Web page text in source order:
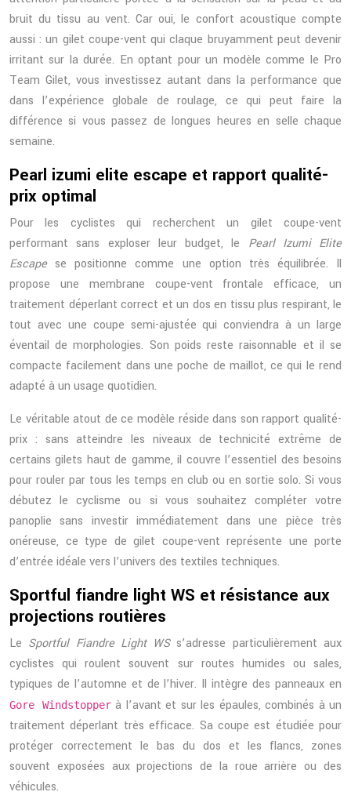
bruit du tissu au vent. Car oui, le confort acoustique compte
aussi : un gilet coupe-vent qui claque bruyamment peut devenir
irritant sur la durée. En optant pour un modèle comme le Pro
Team Gilet, vous investissez autant dans la performance que
dans l’expérience globale de roulage, ce qui peut faire la
différence si vous passez de longues heures en selle chaque
semaine.
Pearl izumi elite escape et rapport qualité-
prix optimal
Pour les cyclistes qui recherchent un gilet coupe-vent
performant sans exploser leur budget, le Pearl Izumi Elite
Escapese positionne comme une option très équilibrée. Il
propose une membrane coupe-vent frontale efficace, un
traitement déperlant correct et un dos en tissu plus respirant, le
tout avec une coupe semi-ajustée qui conviendra à un large
éventail de morphologies. Son poids reste raisonnable et il se
compacte facilement dans une poche de maillot, ce qui le rend
adapté à un usage quotidien.
Le véritable atout de ce modèle réside dans son rapport qualité-
prix : sans atteindre les niveaux de technicité extrême de
certains gilets haut de gamme, il couvre l’essentiel des besoins
pour rouler par tous les temps en club ou en sortie solo. Si vous
débutez le cyclisme ou si vous souhaitez compléter votre
panoplie sans investir immédiatement dans une pièce très
onéreuse, ce type de gilet coupe-vent représente une porte
d’entrée idéale vers l’univers des textiles techniques.
Sportful fiandre light WS et résistance aux
projections routières
Le Sportful Fiandre Light WSs’adresse particulièrement aux
cyclistes qui roulent souvent sur routes humides ou sales,
typiques de l’automne et de l’hiver. Il intègre des panneaux en
Gore Windstopperà l’avant et sur les épaules, combinés à un
traitement déperlant très efficace. Sa coupe est étudiée pour
protéger correctement le bas du dos et les flancs, zones
souvent exposées aux projections de la roue arrière ou des
véhicules.